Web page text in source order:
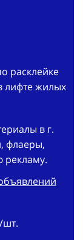
расклейке
лифте жилых
в г.
флаеры,
рекламу.
шт.